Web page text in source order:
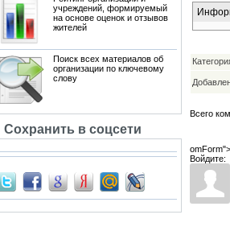
учреждений, формируемый
на основе оценок и отзывов
жителей
Поиск всех материалов об
организации по ключевому
слову
Сохранить в соцсети
Всего
omForm">
Войдите: